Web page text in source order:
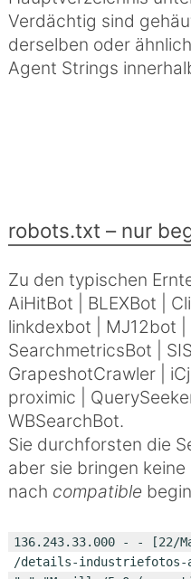
Verdächtig sind
derselben oder
Agent Strings
robots.txt – nur
Zu den typischen
AiHitBot | BLEXBot |
linkdexbot | MJ12bot |
SearchmetricsBot |
GrapeshotCrawler |
proximic |
WBSearchBot.
Sie durchforsten die
aber sie bringen
nach compatible
136.243.33.000 - - [22/
/details-industriefotos-